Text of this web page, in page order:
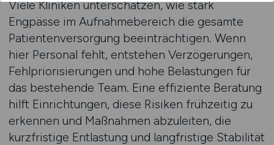
Viele Kliniken unterschätzen, wie stark
Engpässe im Aufnahmebereich die gesamte
Patientenversorgung beeinträchtigen. Wenn
hier Personal fehlt, entstehen Verzögerungen,
Fehlpriorisierungen und hohe Belastungen für
das bestehende Team. Eine effiziente Beratung
hilft Einrichtungen, diese Risiken frühzeitig zu
erkennen und Maßnahmen abzuleiten, die
kurzfristige Entlastung und langfristige Stabilität